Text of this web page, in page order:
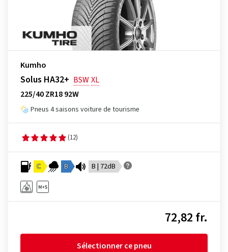
Kumho
Solus HA32+ BSWXL
225/40 ZR18 92W
Pneus 4 saisons voiture de tourisme
(12)
C B B | 72dB
72,82 fr.
Sélectionner ce pneu